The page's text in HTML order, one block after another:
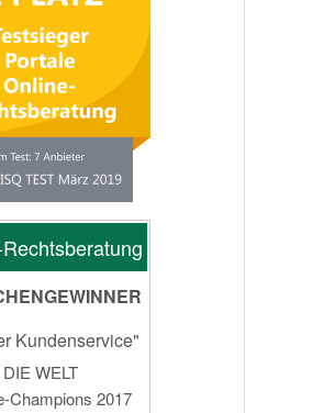
Kundenservice"
DIE WELT
Champions 2017